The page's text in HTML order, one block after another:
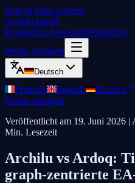
Skip to main content
Archilu portal
ProduktEA bewertenPreiseBlog
Demo anfragen
Deutsch
Français English Deutsch
Demo anfragen
Veröffentlicht am 19. Juni 2026 |
Min. Lesezeit
Archilu vs Ardoq:
graph-zentrierte